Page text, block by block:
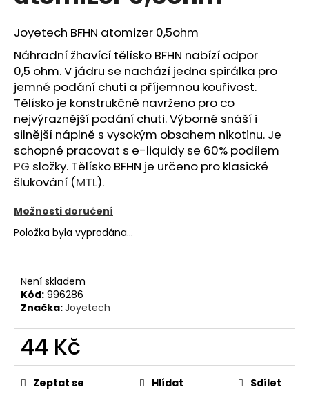
hvězdiček.
Joyetech BFHN atomizer 0,5ohm
Náhradní žhavící tělísko BFHN nabízí odpor
0,5 ohm. V jádru se nachází jedna spirálka pro
jemné podání chuti a příjemnou kouřivost.
Tělísko je konstrukčně navrženo pro co
nejvýraznější podání chuti. Výborné snáší i
silnější náplně s vysokým obsahem nikotinu. Je
schopné pracovat s e-liquidy se 60% podílem
PG složky. Tělísko BFHN je určeno pro klasické
šlukování (MTL).
Možnosti doručení
Položka byla vyprodána…
Není skladem
Kód: 996286
Značka:Joyetech
44 Kč
Měrná
cena:Zeptat se Hlídat Sdílet
j
í
t
?
HLEDAT
D
o
o
u
č
u
e
m
e